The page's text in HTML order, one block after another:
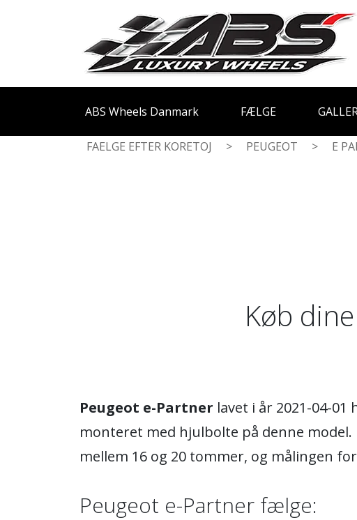
ABS Wheels Danmark FÆLGE
FAELGE EFTER KORETOJ > PEUGEOT > E
Køb
Peugeot e-Partner lavet i år 2021-04-
monteret med hjulbolte på denne
mellem 16 og 20 tommer, og målingen for
Peugeot e-Partner fælge: